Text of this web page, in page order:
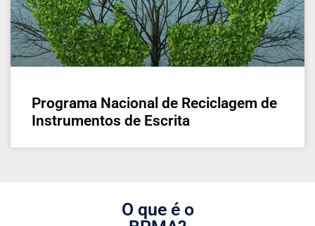
Programa Nacional de Reciclagem de
Instrumentos de Escrita
O que é o